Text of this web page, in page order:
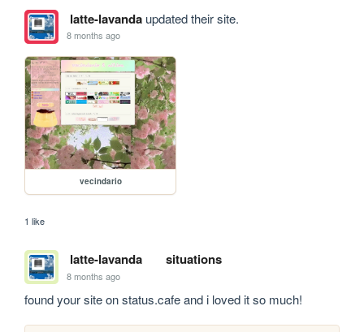
latte-lavandaupdated their site.
8 months ago
vecindario
1 like
latte-lavanda situations
8 months ago
found your site on status.cafe and i loved it so much!